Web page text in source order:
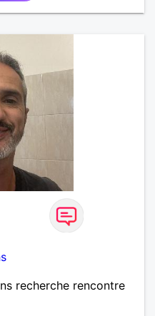
recherche rencontre